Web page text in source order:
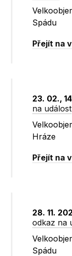
Spádu
Přejít na
23. 02.,
na událost
Hráze
Přejít na
28. 11.
odkaz na
Spádu